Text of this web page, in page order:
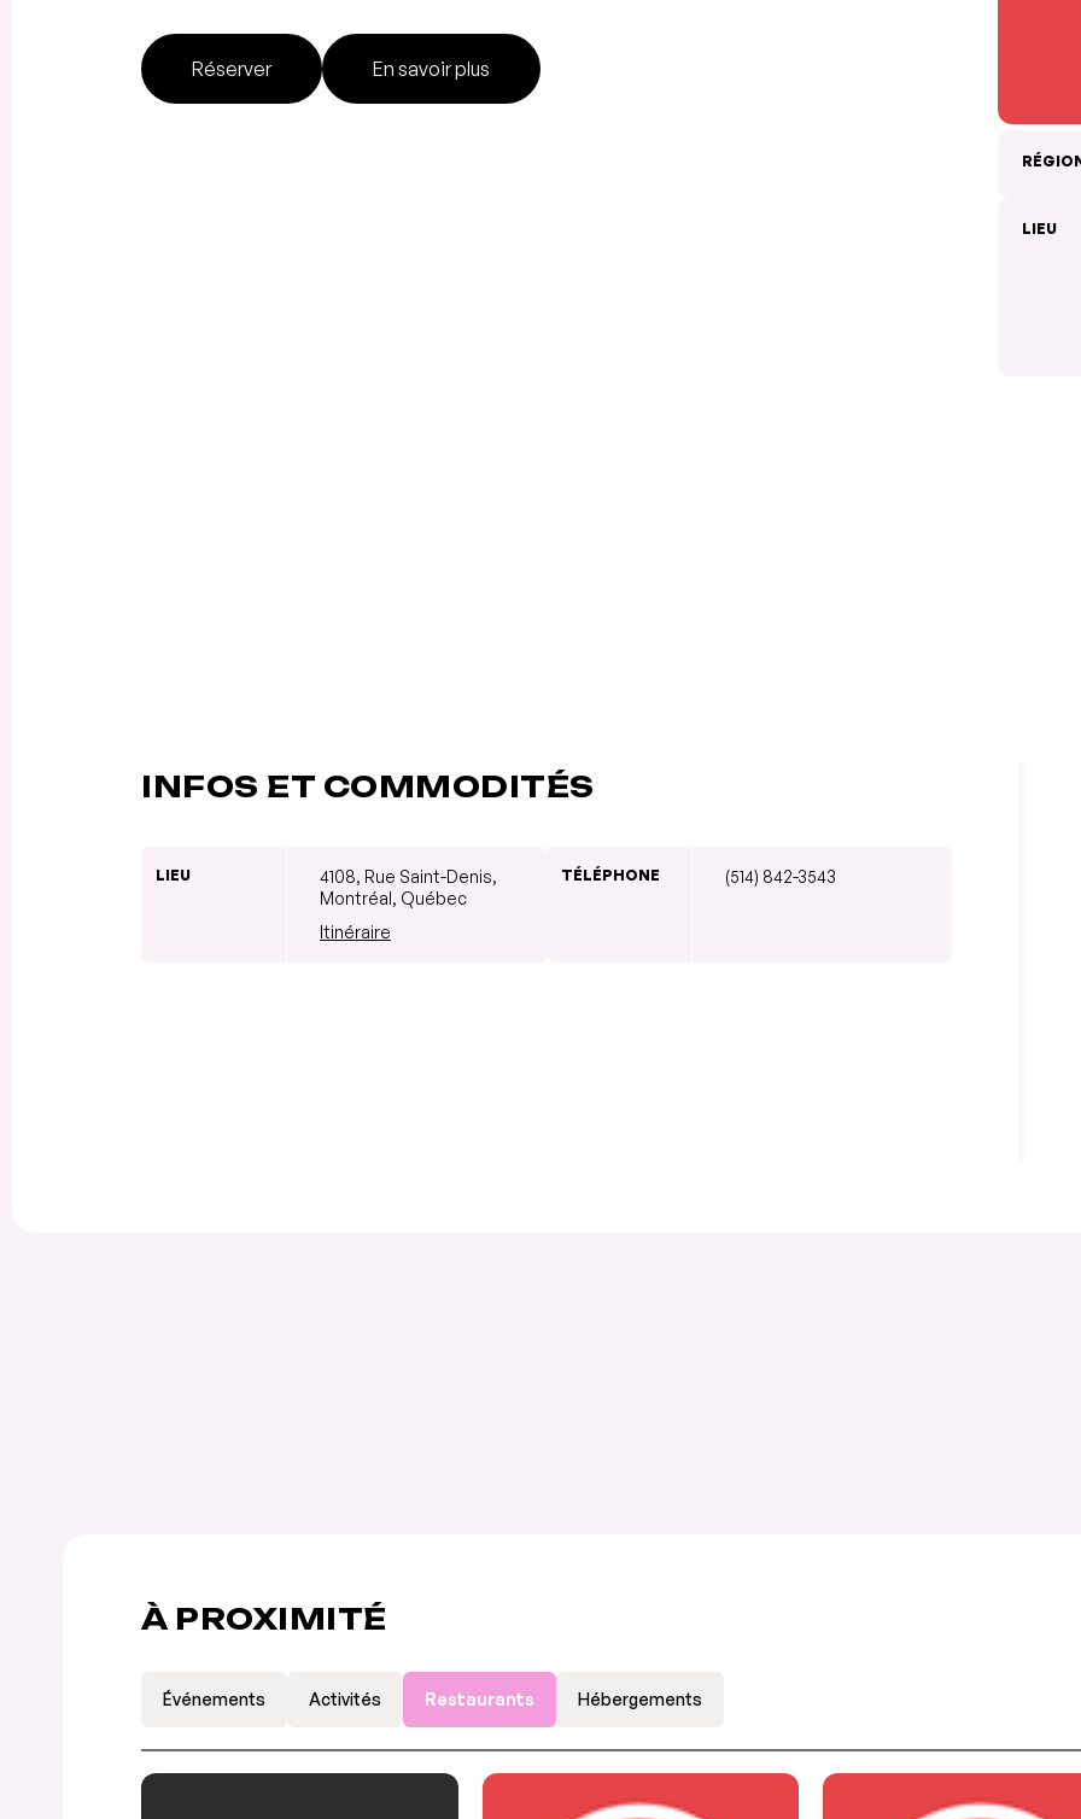
Réserver En savoir plus
LIEU
INFOS ET COMMODITÉS
LIEU
4108, Rue Saint-Denis,
Montréal, Québec
Itinéraire
TÉLÉPHONE (514) 842-3543
À PROXIMITÉ
Événements Activités Restaurants Hébergements